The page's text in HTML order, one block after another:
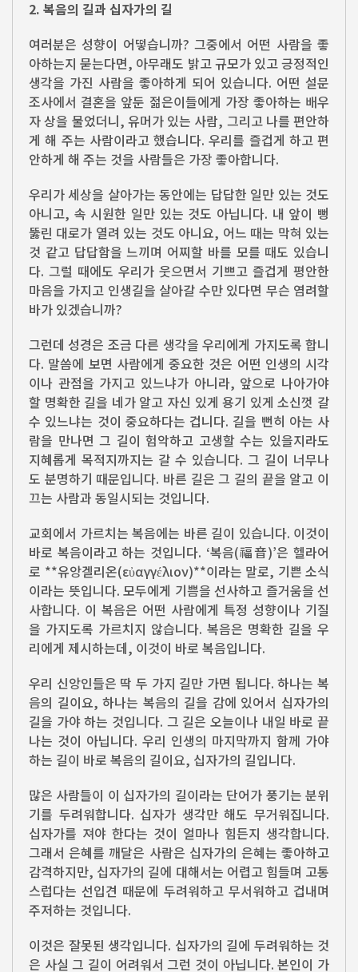
2. 복음의 길과 십자가의 길
여러분은 성향이 어떻습니까? 그중에서 어떤 사람을 좋
아하는지 묻는다면, 아무래도 밝고 규모가 있고 긍정적인
생각을 가진 사람을 좋아하게 되어 있습니다. 어떤 설문
조사에서 결혼을 앞둔 젊은이들에게 가장 좋아하는 배우
자 상을 물었더니, 유머가 있는 사람, 그리고 나를 편안하
게 해 주는 사람이라고 했습니다. 우리를 즐겁게 하고 편
안하게 해 주는 것을 사람들은 가장 좋아합니다.
우리가 세상을 살아가는 동안에는 답답한 일만 있는 것도
아니고, 속 시원한 일만 있는 것도 아닙니다. 내 앞이 뻥
뚫린 대로가 열려 있는 것도 아니요, 어느 때는 막혀 있는
것 같고 답답함을 느끼며 어찌할 바를 모를 때도 있습니
다. 그럴 때에도 우리가 웃으면서 기쁘고 즐겁게 평안한
마음을 가지고 인생길을 살아갈 수만 있다면 무슨 염려할
바가 있겠습니까?
그런데 성경은 조금 다른 생각을 우리에게 가지도록 합니
다. 말씀에 보면 사람에게 중요한 것은 어떤 인생의 시각
이나 관점을 가지고 있느냐가 아니라, 앞으로 나아가야
할 명확한 길을 네가 알고 자신 있게 용기 있게 소신껏 갈
수 있느냐는 것이 중요하다는 겁니다. 길을 뻔히 아는 사
람을 만나면 그 길이 험악하고 고생할 수는 있을지라도
지혜롭게 목적지까지는 갈 수 있습니다. 그 길이 너무나
도 분명하기 때문입니다. 바른 길은 그 길의 끝을 알고 이
끄는 사람과 동일시되는 것입니다.
교회에서 가르치는 복음에는 바른 길이 있습니다. 이것이
바로 복음이라고 하는 것입니다. ‘복음(福音)’은 헬라어
로 **유앙겔리온(εὐαγγέλιον)**이라는 말로, 기쁜 소식
이라는 뜻입니다. 모두에게 기쁨을 선사하고 즐거움을 선
사합니다. 이 복음은 어떤 사람에게 특정 성향이나 기질
을 가지도록 가르치지 않습니다. 복음은 명확한 길을 우
리에게 제시하는데, 이것이 바로 복음입니다.
우리 신앙인들은 딱 두 가지 길만 가면 됩니다. 하나는 복
음의 길이요, 하나는 복음의 길을 감에 있어서 십자가의
길을 가야 하는 것입니다. 그 길은 오늘이나 내일 바로 끝
나는 것이 아닙니다. 우리 인생의 마지막까지 함께 가야
하는 길이 바로 복음의 길이요, 십자가의 길입니다.
많은 사람들이 이 십자가의 길이라는 단어가 풍기는 분위
기를 두려워합니다. 십자가 생각만 해도 무거워집니다.
십자가를 져야 한다는 것이 얼마나 힘든지 생각합니다.
그래서 은혜를 깨달은 사람은 십자가의 은혜는 좋아하고
감격하지만, 십자가의 길에 대해서는 어렵고 힘들며 고통
스럽다는 선입견 때문에 두려워하고 무서워하고 겁내며
주저하는 것입니다.
이것은 잘못된 생각입니다. 십자가의 길에 두려워하는 것
은 사실 그 길이 어려워서 그런 것이 아닙니다. 본인이 가